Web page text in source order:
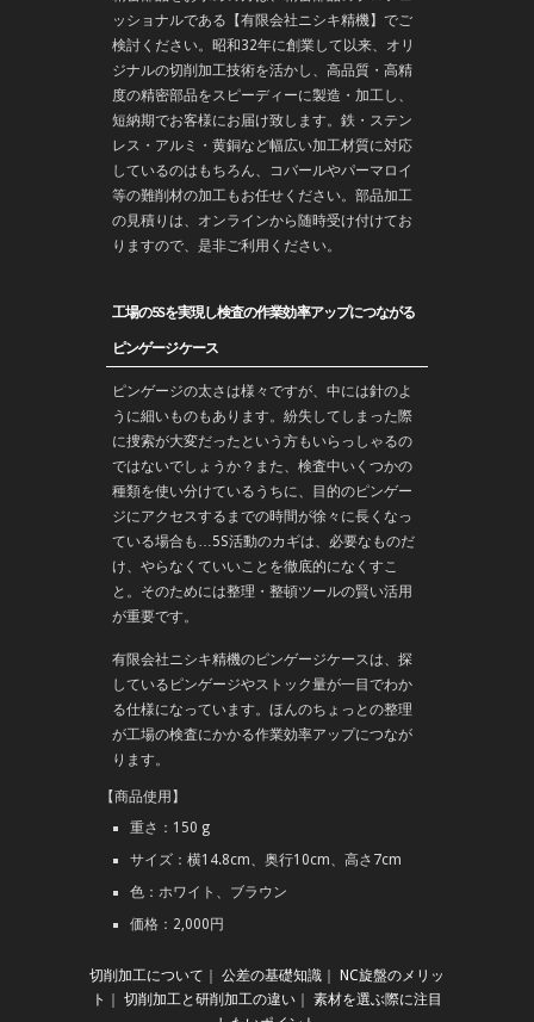
ッショナルである【有限会社ニシキ精機】でご
検討ください。昭和32年に創業して以来、オリ
ジナルの切削加工技術を活かし、高品質・高精
度の精密部品をスピーディーに製造・加工し、
短納期でお客様にお届け致します。鉄・ステン
レス・アルミ・黄銅など幅広い加工材質に対応
しているのはもちろん、コバールやパーマロイ
等の難削材の加工もお任せください。部品加工
の見積りは、オンラインから随時受け付けてお
りますので、是非ご利用ください。
工場の5Sを実現し検査の作業効率アップにつながる
ピンゲージケース
ピンゲージの太さは様々ですが、中には針のよ
うに細いものもあります。紛失してしまった際
に捜索が大変だったという方もいらっしゃるの
ではないでしょうか？また、検査中いくつかの
種類を使い分けているうちに、目的のピンゲー
ジにアクセスするまでの時間が徐々に長くなっ
ている場合も…5S活動のカギは、必要なものだ
け、やらなくていいことを徹底的になくすこ
と。そのためには整理・整頓ツールの賢い活用
が重要です。
有限会社ニシキ精機のピンゲージケースは、探
しているピンゲージやストック量が一目でわか
る仕様になっています。ほんのちょっとの整理
が工場の検査にかかる作業効率アップにつなが
ります。
【商品使用】
重さ：150 g
サイズ：横14.8cm、奥行10cm、高さ7cm
色：ホワイト、ブラウン
価格：2,000円
切削加工について 公差の基礎知識
NC旋盤のメリッ
ト
切削加工と研削加工の違い
素材を選ぶ際に注目